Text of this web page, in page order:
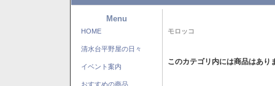
Menu
HOME
清水台平野屋の日々
イベント案内
おすすめの商品
モロッコ
このカテゴリ内には商品はあり